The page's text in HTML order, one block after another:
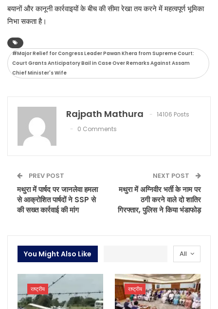
बयानों और कानूनी कार्रवाइयों के बीच की सीमा रेखा तय करने में महत्वपूर्ण भूमिका
निभा सकता है।
#Major Relief for Congress Leader Pawan Khera from Supreme Court:
Court Grants Anticipatory Bail in Case Over Remarks Against Assam
Chief Minister's Wife
Rajpath Mathura
14106 Posts
0 Comments
PREV POST
मथुरा में पार्षद पर जानलेवा हमला
से आक्रोशित पार्षदों ने SSP से
की सख्त कार्रवाई की मांग
NEXT POST
मथुरा में अग्निवीर भर्ती के नाम पर
ठगी करने वाले दो शातिर
गिरफ्तार, पुलिस ने किया भंडाफोड़
All
You Might Also Like
राष्ट्रीय राष्ट्रीय